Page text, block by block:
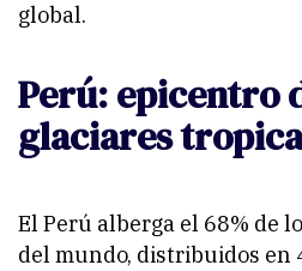
global.
Perú: epicentro
glaciares
El Perú alberga el 68% de
del mundo, distribuidos en